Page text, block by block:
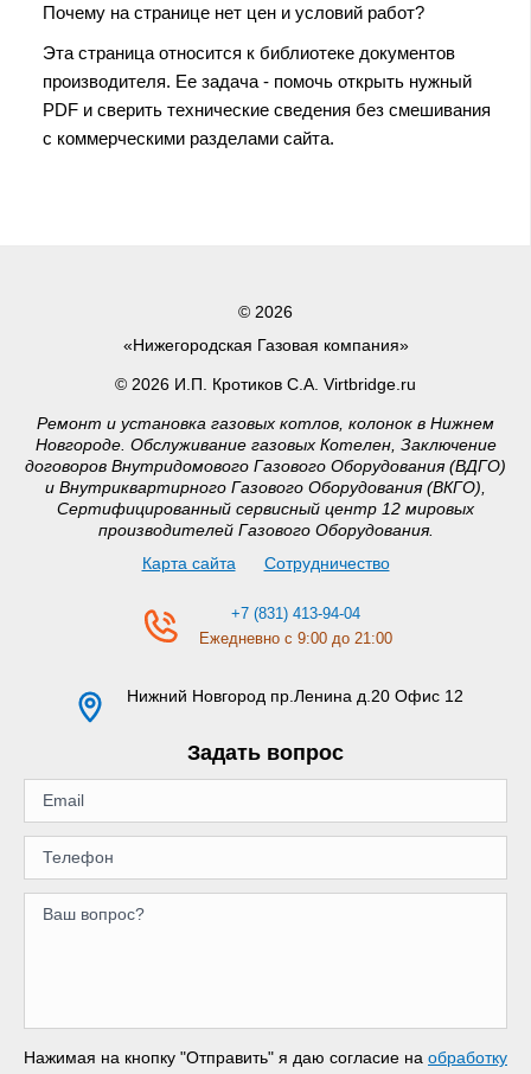
Почему на странице нет цен и условий работ?
Эта страница относится к библиотеке документов
производителя. Ее задача - помочь открыть нужный
PDF и сверить технические сведения без смешивания
с коммерческими разделами сайта.
© 2026
«Нижегородская Газовая компания»
© 2026 И.П. Кротиков С.А. Virtbridge.ru
Ремонт и установка газовых котлов, колонок в Нижнем
Новгороде. Обслуживание газовых Котелен, Заключение
договоров Внутридомового Газового Оборудования (ВДГО)
и Внутриквартирного Газового Оборудования (ВКГО),
Сертифицированный сервисный центр 12 мировых
производителей Газового Оборудования.
Карта сайта
Сотрудничество
+7 (831) 413-94-04
Ежедневно с 9:00 до 21:00
Нижний Новгород пр.Ленина д.20 Офис 12
Задать вопрос
Нажимая на кнопку "Отправить" я даю согласие на обработку